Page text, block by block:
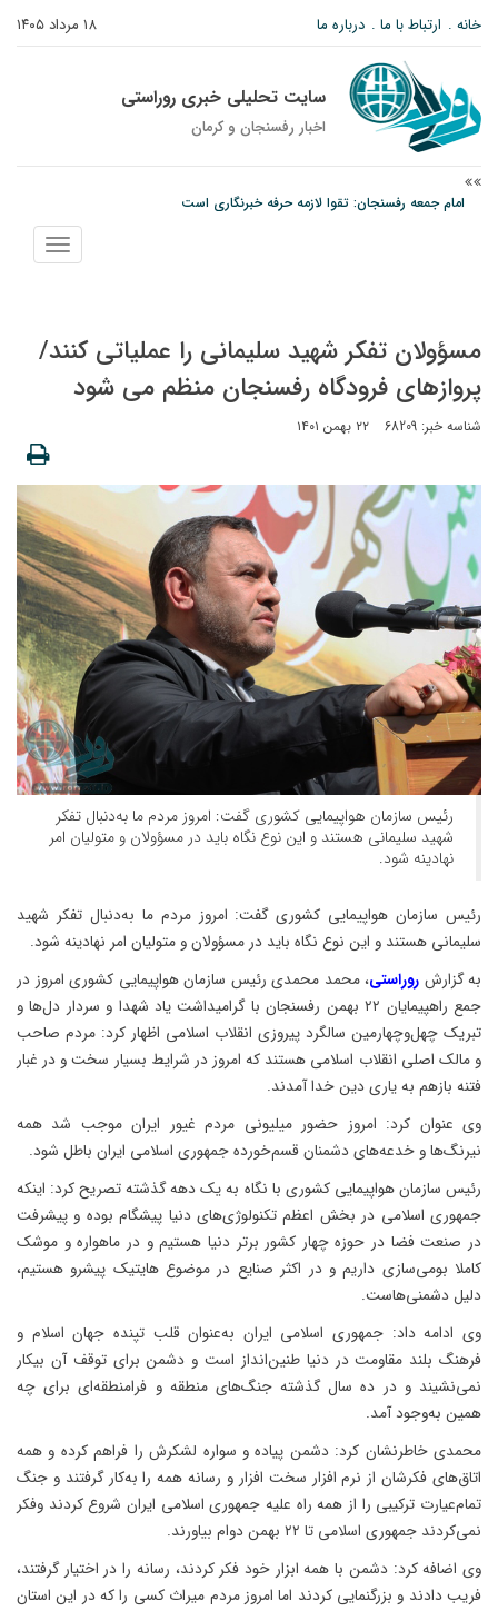
۱۸ مرداد ۱۴۰۵ خانه ارتباط با ما درباره ما
سایت تحلیلی خبری روراستی
اخبار رفسنجان و كرمان
امام جمعه رفسنجان: تقوا لازمه حرفه خبرنگاری است
پیش‌بینی هواشناسی برای استان کرمان؛ از وزش باد و گردوخاک تا رگبار و رعدوبرق
نمایش
منو
مسؤولان تفکر شهید سلیمانی را عملیاتی کنند/
پروازهای فرودگاه رفسنجان منظم می شود
شناسه خبر: 68209 ۲۲ بهمن ۱۴۰۱
رئیس سازمان هواپیمایی کشوری گفت: امروز مردم ما به‌دنبال تفکر
شهید سلیمانی هستند و این نوع نگاه باید در مسؤولان و متولیان امر
نهادینه شود.
رئیس سازمان هواپیمایی کشوری گفت: امروز مردم ما به‌دنبال تفکر شهید
سلیمانی هستند و این نوع نگاه باید در مسؤولان و متولیان امر نهادینه شود.
به گزارش روراستی، محمد محمدی رئیس سازمان هواپیمایی کشوری امروز در
جمع راهپیمایان ۲۲ بهمن رفسنجان با گرامیداشت یاد شهدا و سردار دل‌ها و
تبریک چهل‌وچهارمین سالگرد پیروزی انقلاب اسلامی اظهار کرد: مردم صاحب
و مالک اصلی انقلاب اسلامی هستند که امروز در شرایط بسیار سخت و در غبار
فتنه بازهم به یاری دین خدا آمدند.
وی عنوان کرد: امروز حضور میلیونی مردم غیور ایران موجب شد همه
نیرنگ‌ها و خدعه‌های دشمنان قسم‌‌خورده جمهوری اسلامی ایران باطل شود.
رئیس سازمان هواپیمایی کشوری با نگاه به یک دهه گذشته تصریح کرد: اینکه
جمهوری اسلامی در بخش اعظم تکنولوژی‌های دنیا پیشگام بوده و پیشرفت
در صنعت فضا در حوزه چهار کشور برتر دنیا هستیم و در ماهواره و موشک
کاملا بومی‌سازی داریم و در اکثر صنایع در موضوع هایتیک پیشرو هستیم،
دلیل دشمنی‌هاست.
وی ادامه داد: جمهوری اسلامی ایران به‌عنوان قلب تپنده جهان اسلام و
فرهنگ بلند مقاومت در دنیا طنین‌انداز است و دشمن برای توقف آن بیکار
نمی‌نشیند و در ده سال گذشته جنگ‌های منطقه و فرامنطقه‌ای برای چه
همین به‌وجود آمد.
محمدی خاطرنشان کرد: دشمن پیاده و سواره لشکرش را فراهم کرده و همه
اتاق‌های فکرشان از نرم افزار سخت افزار و رسانه همه را به‌کار گرفتند و جنگ
تمام‌عیارت ترکیبی را از همه راه علیه جمهوری اسلامی ایران شروع کردند وفکر
نمی‌کردند جمهوری اسلامی تا ۲۲ بهمن دوام بیاورند.
وی اضافه کرد: دشمن با همه ابزار خود فکر کردند، رسانه را در اختیار گرفتند،
فریب دادند و بزرگنمایی کردند اما امروز مردم میراث کسی را که در این استان